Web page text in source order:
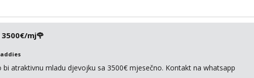
mj🌹
atraktivnu mladu djevojku sa 3500€ mjesečno. Kontakt na whatsapp